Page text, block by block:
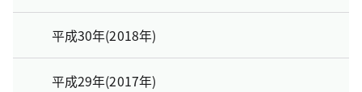
平成30年(2018年)
平成29年(2017年)